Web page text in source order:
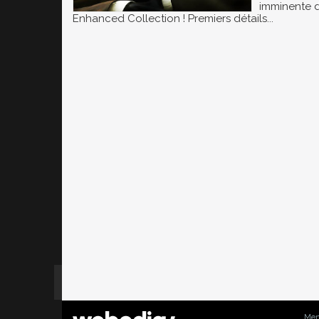
imminente
Enhanced Collection ! Premiers détails...